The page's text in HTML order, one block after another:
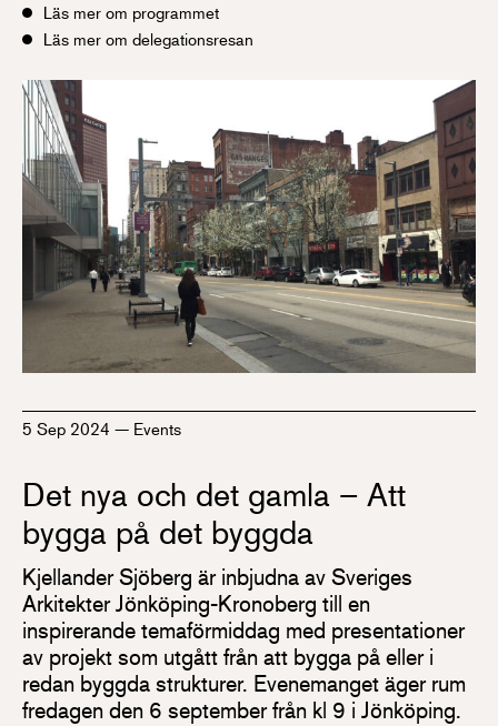
Läs mer om programmet
Läs mer om delegationsresan
5 Sep 2024 — Events
Det nya och det gamla – Att
bygga på det byggda
Kjellander Sjöberg är inbjudna av Sveriges
Arkitekter Jönköping-Kronoberg till en
inspirerande temaförmiddag med presentationer
av projekt som utgått från att bygga på eller i
redan byggda strukturer. Evenemanget äger rum
fredagen den 6 september från kl 9 i Jönköping.